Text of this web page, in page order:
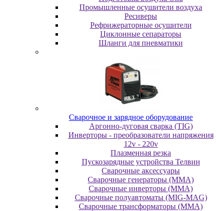
Промышленные осушители воздуха
Ресиверы
Рефрижераторные осушители
Циклонные сепараторы
Шланги для пневматики
Cвapoчнoe и зарядное оборудование
Аргонно-дуговая сварка (TIG)
Инверторы - преобразователи напряжения
12v - 220v
Плазменная резка
Пускозарядные устройства Телвин
Сварочные аксессуары
Сварочные генераторы (MMA)
Сварочные инверторы (MMA)
Сварочные полуавтоматы (MIG-MAG)
Сварочные трансформаторы (MMA)